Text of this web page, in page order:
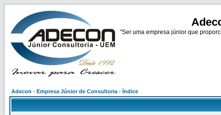
"Ser uma empresa júnior que
Adecon - Empresa Júnior de Consultoria - Índice